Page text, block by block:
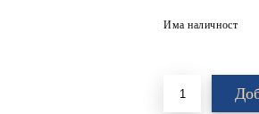
Има наличност